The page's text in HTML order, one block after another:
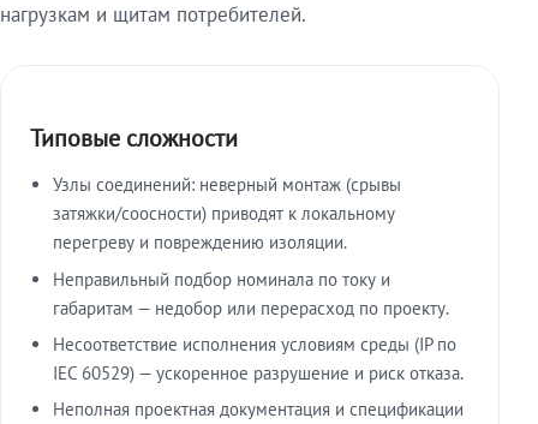
нагрузкам и щитам потребителей.
Типовые сложности
Узлы соединений: неверный монтаж (срывы
затяжки/соосности) приводят к локальному
перегреву и повреждению изоляции.
Неправильный подбор номинала по току и
габаритам — недобор или перерасход по проекту.
Несоответствие исполнения условиям среды (IP по
IEC 60529) — ускоренное разрушение и риск отказа.
Неполная проектная документация и спецификации